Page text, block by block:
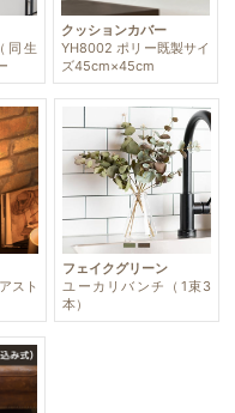
同生
クッションカバー
YH8002 ポリー既製サイ
ズ45cm×45cm
スト
フェイクグリーン
ユーカリバンチ（1束3
本）